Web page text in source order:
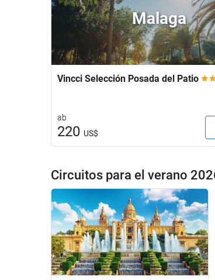
Malaga
Vincci Selección Posada del Patio
ab
220 US$
Circuitos para el verano